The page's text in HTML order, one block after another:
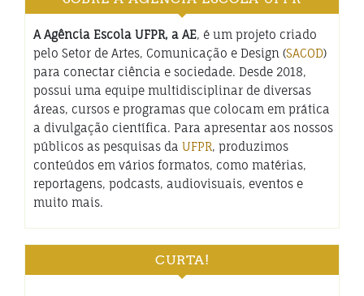
A Agência Escola UFPR, a AE, é um projeto criado
pelo Setor de Artes, Comunicação e Design (SACOD)
para conectar ciência e sociedade. Desde 2018,
possui uma equipe multidisciplinar de diversas
áreas, cursos e programas que colocam em prática
a divulgação científica. Para apresentar aos nossos
públicos as pesquisas da UFPR, produzimos
conteúdos em vários formatos, como matérias,
reportagens, podcasts, audiovisuais, eventos e
muito mais.
CURTA!